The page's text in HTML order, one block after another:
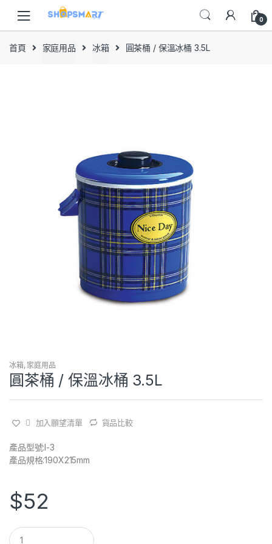
navigation
content
0
首頁 家庭用品 冰箱 圓茶桶 / 保溫冰桶 3.5L
冰箱, 家庭用品
圓茶桶 / 保溫冰桶 3.5L
加入願望清單 貨品比較
產品型號:I-3
產品規格:190X215mm
$52
Q